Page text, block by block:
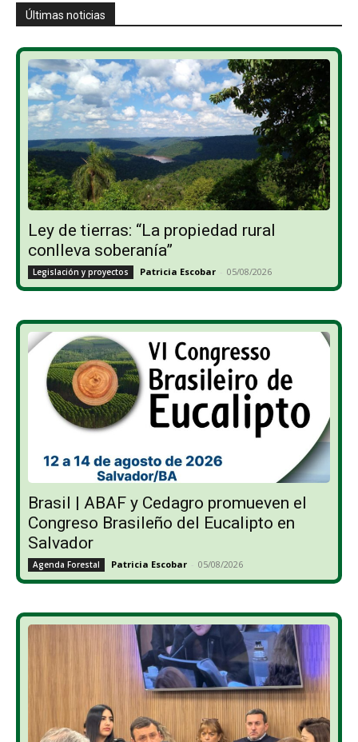
Últimas noticias
Ley de tierras: “La propiedad rural
conlleva soberanía”
Legislación y proyectos Patricia Escobar - 05/08/2026
Brasil | ABAF y Cedagro promueven el
Congreso Brasileño del Eucalipto en
Salvador
Agenda Forestal Patricia Escobar - 05/08/2026